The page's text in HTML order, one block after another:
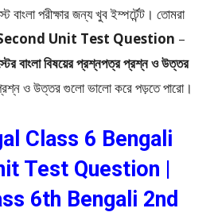
বাংলা পরীক্ষার জন্য খুব ইম্পর্টেন্ট। তোমরা
Unit Test Question –
বাংলা বিষয়ের প্রশ্নপত্র প্রশ্ন ও উত্তর
প্রশ্ন ও উত্তর গুলো ভালো করে পড়তে পারো।
Class 6 Bengali
Test Question |
6th Bengali 2nd